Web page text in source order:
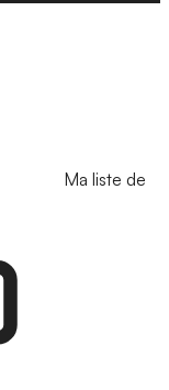
Ma liste de